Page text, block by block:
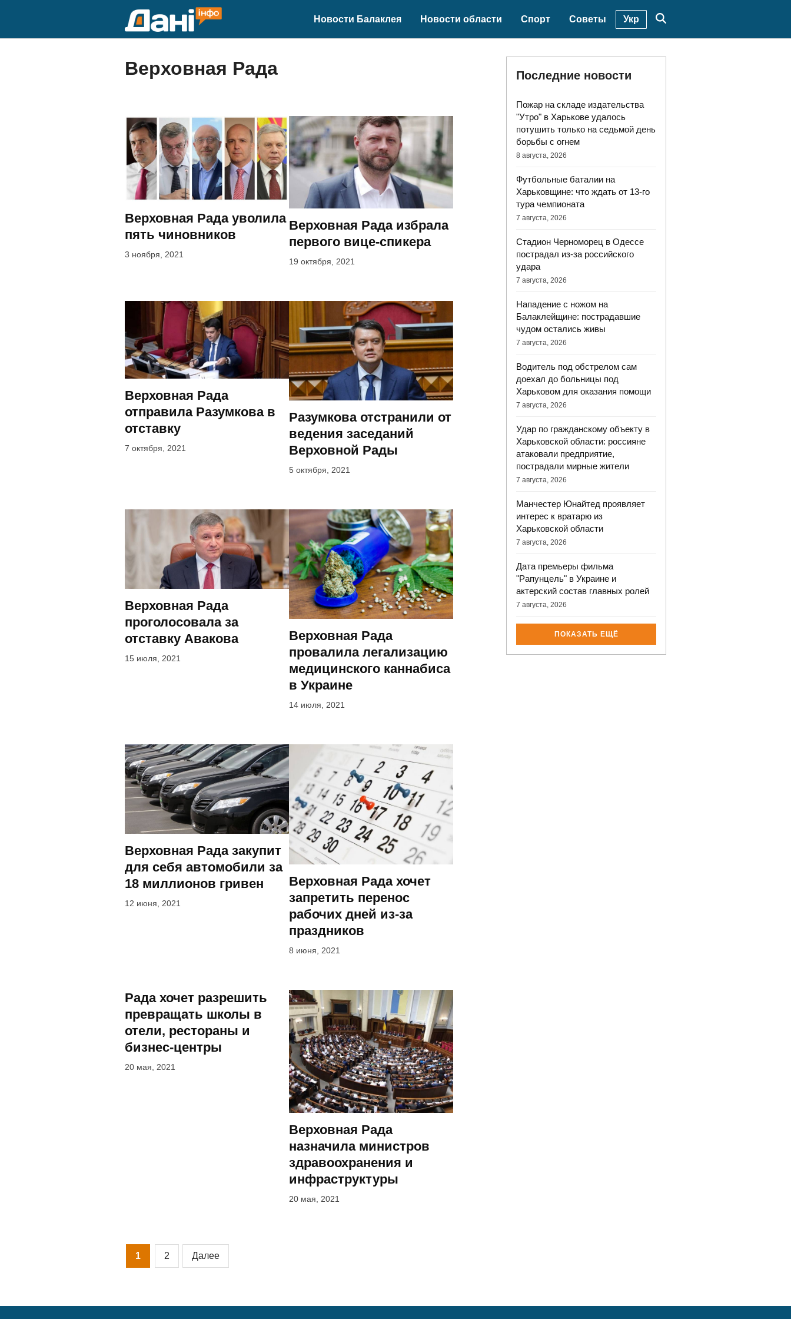
Новости Балаклея Новости области Спорт Советы Укр
Верховная Рада
Верховная Рада уволила
пять чиновников
3 ноября, 2021
Верховная Рада избрала
первого вице-спикера
19 октября, 2021
Верховная Рада
отправила Разумкова в
отставку
7 октября, 2021
Разумкова отстранили от
ведения заседаний
Верховной Рады
5 октября, 2021
Верховная Рада
проголосовала за
отставку Авакова
15 июля, 2021
Верховная Рада
провалила легализацию
медицинского каннабиса
в Украине
14 июля, 2021
Верховная Рада закупит
для себя автомобили за
18 миллионов гривен
12 июня, 2021
Верховная Рада хочет
запретить перенос
рабочих дней из-за
праздников
8 июня, 2021
Рада хочет разрешить
превращать школы в
отели, рестораны и
бизнес-центры
20 мая, 2021
Верховная Рада
назначила министров
здравоохранения и
инфраструктуры
20 мая, 2021
Пагинация
записей
1 2 Далее
Последние новости
Пожар на складе издательства
"Утро" в Харькове удалось
потушить только на седьмой день
борьбы с огнем
8 августа, 2026
Футбольные баталии на
Харьковщине: что ждать от 13-го
тура чемпионата
7 августа, 2026
Стадион Черноморец в Одессе
пострадал из-за российского
удара
7 августа, 2026
Нападение с ножом на
Балаклейщине: пострадавшие
чудом остались живы
7 августа, 2026
Водитель под обстрелом сам
доехал до больницы под
Харьковом для оказания помощи
7 августа, 2026
Удар по гражданскому объекту в
Харьковской области: россияне
атаковали предприятие,
пострадали мирные жители
7 августа, 2026
Манчестер Юнайтед проявляет
интерес к вратарю из
Харьковской области
7 августа, 2026
Дата премьеры фильма
"Рапунцель" в Украине и
актерский состав главных ролей
7 августа, 2026
ПОКАЗАТЬ ЕЩЁ